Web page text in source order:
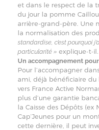
et dans le respect de la
du jour la pomme
arrière-grand-père. Une
la normalisation des
standardise, c’est pourquoi
particularité »explique-t-il.
Un accompagnement
Pour l’accompagner
ami, déjà bénéficiaire du
vers France Active
plus d’une garantie
la Caisse des Dépôts (ex
Cap’Jeunes pour un
cette dernière, il peut